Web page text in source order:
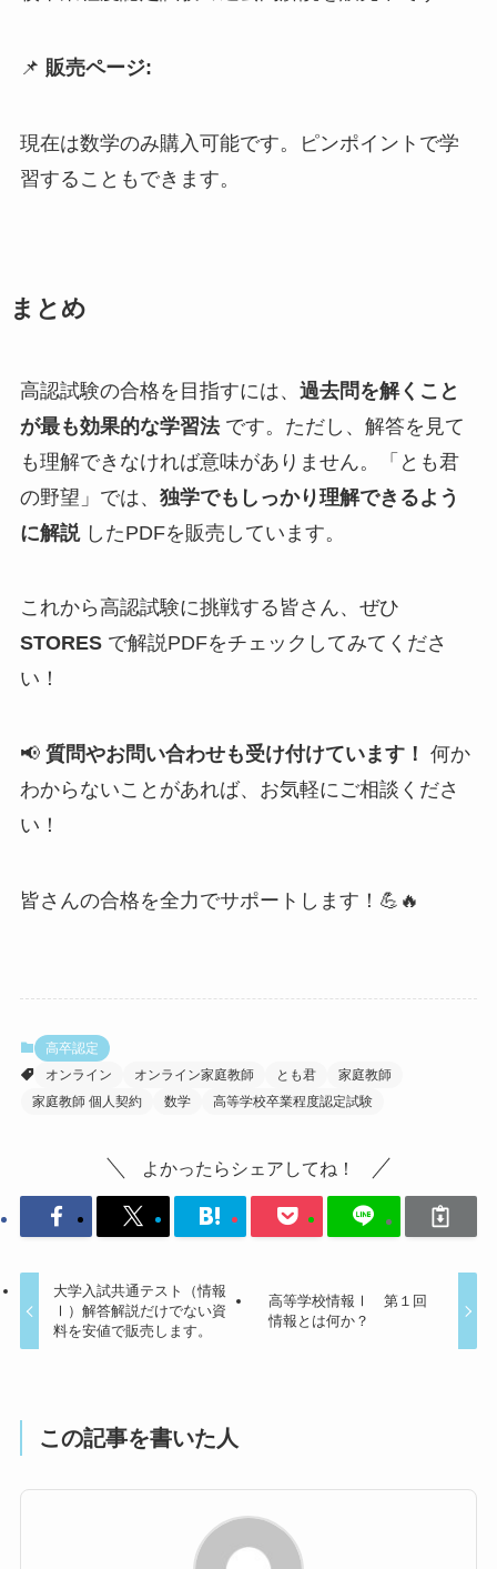
📌 販売ページ:
現在は数学のみ購入可能です。ピンポイントで学
習することもできます。
まとめ
高認試験の合格を目指すには、 過去問を解くこと
が最も効果的な学習法です。ただし、解答を見て
も理解できなければ意味がありません。「とも君
の野望」では、 独学でもしっかり理解できるよう
に解説したPDFを販売しています。
これから高認試験に挑戦する皆さん、ぜひ
STORESで解説PDFをチェックしてみてくださ
い！
📢 質問やお問い合わせも受け付けています！ 何か
わからないことがあれば、お気軽にご相談くださ
い！
皆さんの合格を全力でサポートします！💪🔥
高卒認定
オンライン
オンライン家庭教師 とも君
家庭教師
家庭教師 個人契約
数学 高等学校卒業程度認定試験
よかったらシェアしてね！
大学入試共通テスト（情報
Ⅰ）解答解説だけでない資
料を安値で販売します。
高等学校情報Ⅰ 第１回
情報とは何か？
この記事を書いた人